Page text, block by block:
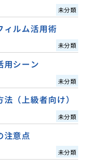
未分類
ィルム活用術
未分類
用シーン
未分類
（上級者向け）
未分類
注意点
未分類